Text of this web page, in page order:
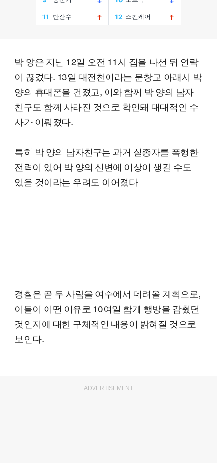
박 양은 지난 12일 오전 11시 집을 나선 뒤 연락
이 끊겼다. 13일 대전천이라는 문창교 아래서 박
양의 휴대폰을 건졌고, 이와 함께 박 양의 남자
친구도 함께 사라진 것으로 확인돼 대대적인 수
사가 이뤄졌다.
특히 박 양의 남자친구는 과거 실종자를 폭행한
전력이 있어 박 양의 신변에 이상이 생길 수도
있을 것이라는 우려도 이어졌다.
경찰은 곧 두 사람을 여수에서 데려올 계획으로,
이들이 어떤 이유로 10여일 함게 행방을 감췄던
것인지에 대한 구체적인 내용이 밝혀질 것으로
보인다.
ADVERTISEMENT